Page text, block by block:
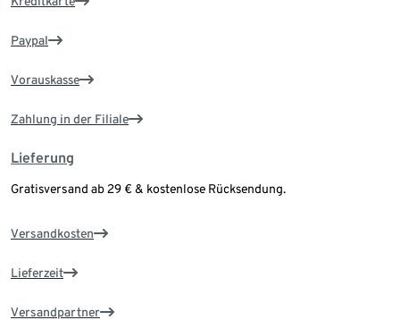
Paypal
Vorauskasse
Zahlung in der Filiale
Lieferung
Gratisversand ab 29 € & kostenlose Rücksendung.
Versandkosten
Lieferzeit
Versandpartner